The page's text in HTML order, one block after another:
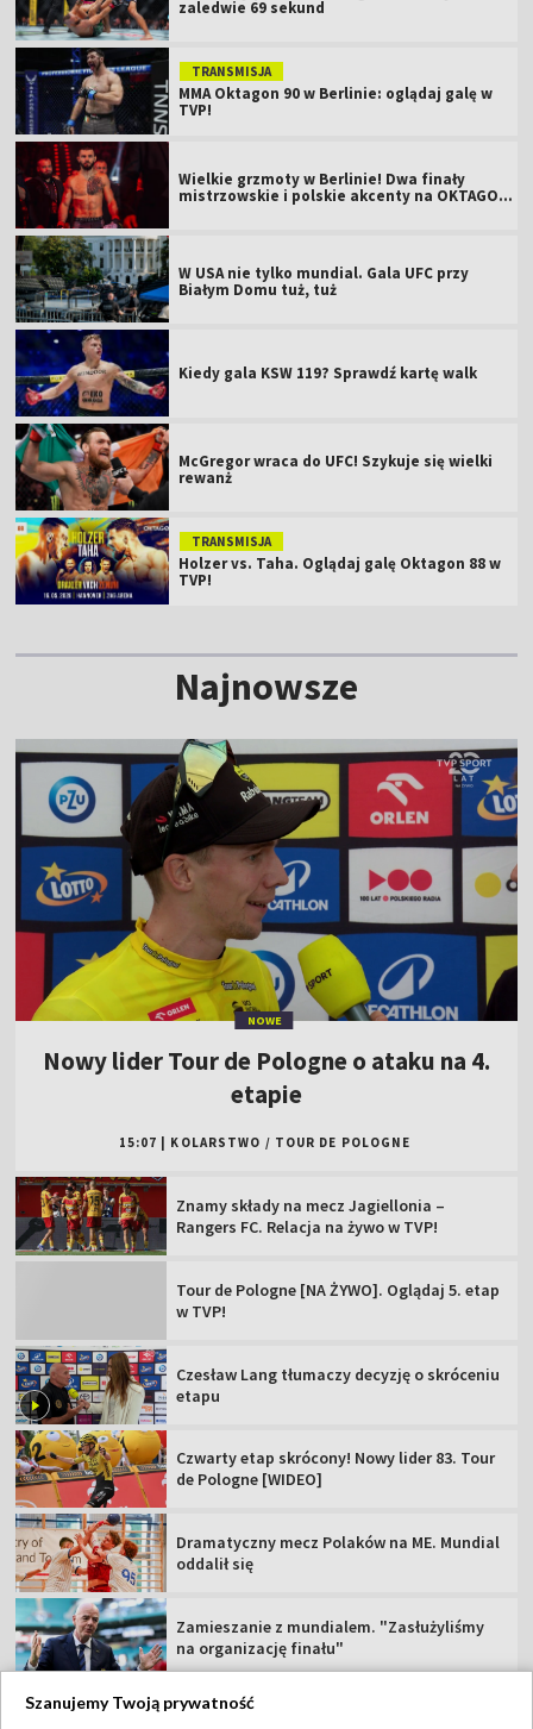
zaledwie 69 sekund
TRANSMISJA
MMA Oktagon 90 w Berlinie: oglądaj galę w
TVP!
Wielkie grzmoty w Berlinie! Dwa finały
mistrzowskie i polskie akcenty na OKTAGON
W USA nie tylko mundial. Gala UFC przy
Białym Domu tuż, tuż
Kiedy gala KSW 119? Sprawdź kartę walk
McGregor wraca do UFC! Szykuje się wielki
rewanż
TRANSMISJA
Holzer vs. Taha. Oglądaj galę Oktagon 88 w
TVP!
Najnowsze
NOWE
Nowy lider Tour de Pologne o ataku na 4.
etapie
15:07 KOLARSTWO / TOUR DE POLOGNE
Znamy składy na mecz Jagiellonia –
Rangers FC. Relacja na żywo w TVP!
Tour de Pologne [NA ŻYWO]. Oglądaj 5. etap
w TVP!
Czesław Lang tłumaczy decyzję o skróceniu
etapu
Czwarty etap skrócony! Nowy lider 83. Tour
de Pologne [WIDEO]
Dramatyczny mecz Polaków na ME. Mundial
oddalił się
Zamieszanie z mundialem. "Zasłużyliśmy
na organizację finału"
Szanujemy Twoją prywatność